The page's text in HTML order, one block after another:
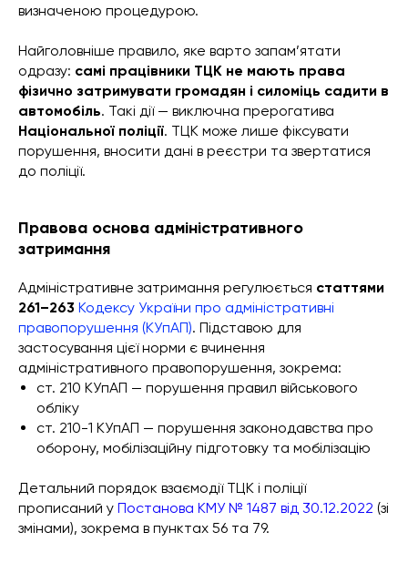
визначеною процедурою.
Найголовніше правило, яке варто запам’ятати
одразу: самі працівники ТЦК не мають права
фізично затримувати громадян і силоміць садити в
автомобіль. Такі дії — виключна прерогатива
Національної поліції. ТЦК може лише фіксувати
порушення, вносити дані в реєстри та звертатися
до поліції.
Правова основа адміністративного
затримання
Адміністративне затримання регулюється статтями
261–263 Кодексу України про адміністративні
правопорушення (КУпАП). Підставою для
застосування цієї норми є вчинення
адміністративного правопорушення, зокрема:
ст. 210 КУпАП — порушення правил військового
обліку
ст. 210-1 КУпАП — порушення законодавства про
оборону, мобілізаційну підготовку та мобілізацію
Детальний порядок взаємодії ТЦК і поліції
прописаний у Постанова КМУ № 1487 від 30.12.2022 (зі
змінами), зокрема в пунктах 56 та 79.